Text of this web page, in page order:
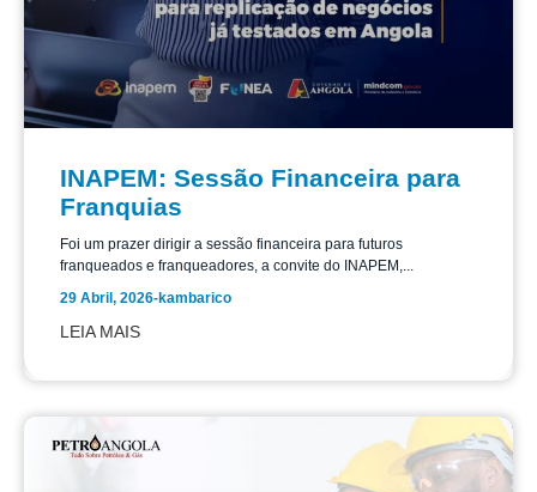
INAPEM: Sessão Financeira para
Franquias
Foi um prazer dirigir a sessão financeira para futuros
franqueados e franqueadores, a convite do INAPEM,...
29 Abril, 2026-kambarico
LEIA MAIS